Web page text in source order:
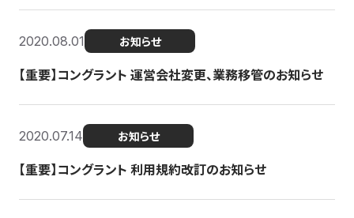
2020.08.01 お知らせ
【重要】コングラント 運営会社変更、業務移管のお知らせ
2020.07.14 お知らせ
【重要】コングラント 利用規約改訂のお知らせ